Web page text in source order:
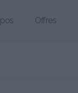
Offres